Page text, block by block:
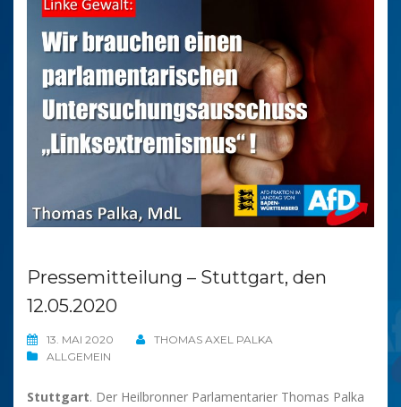
Pressemitteilung – Stuttgart, den
12.05.2020
13. MAI 2020
THOMAS AXEL PALKA
ALLGEMEIN
Stuttgart. Der Heilbronner Parlamentarier Thomas Palka